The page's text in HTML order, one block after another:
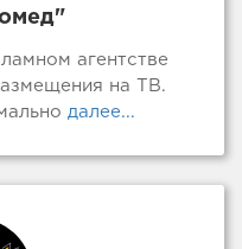
агентстве
на ТВ.
далее...